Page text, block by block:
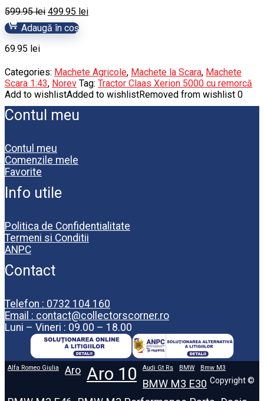
599.95lei Prețul
inițial
a
499.95 leiPrețul
Adaugă în coș
69.95 lei
Categories: Machete Agricole, Machete la Scara, Machete
Scara 1:43, Norev Tag: Tractor Claas Xerion 5000 cu remorcă
Add to wishlistAdded to wishlistRemoved from wishlist 0
Contul meu
Contul meu
Comenzile mele
Favorite
Info utile
Politica de Confidentialitate
Termeni si Conditii
ANPC
Contact
Telefon : 0732 104 160
Email : contact@collectorscorner.ro
Luni – Vineri : 09.00 – 18.00
Alfa Romeo Giulia Aro Aro 10 Audi Gt Rs BMW Bmw M3
BMW M3 E30 Copyright ©